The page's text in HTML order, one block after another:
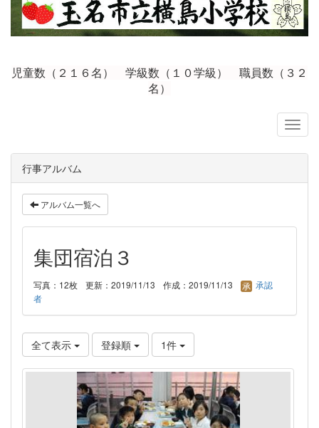
児童数（２１６名） 学級数（１０学級） 職員数（３２
名）
行事アルバム
アルバム一覧へ
集団宿泊３
写真：12枚 更新：2019/11/13 作成：2019/11/13
承認
者
全て表示 登録順 1件